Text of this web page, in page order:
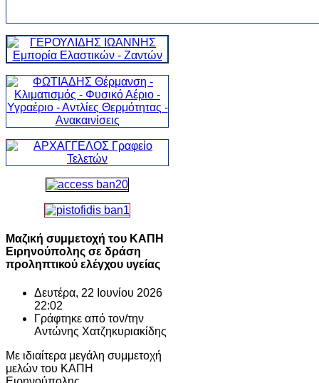
Μαζική συμμετοχή του ΚΑΠΗ
Ειρηνούπολης σε δράση
προληπτικού ελέγχου υγείας
Δευτέρα, 22 Ιουνίου 2026
22:02
Γράφτηκε από τον/την
Αντώνης Χατζηκυριακίδης
Με ιδιαίτερα μεγάλη συμμετοχή
μελών του ΚΑΠΗ